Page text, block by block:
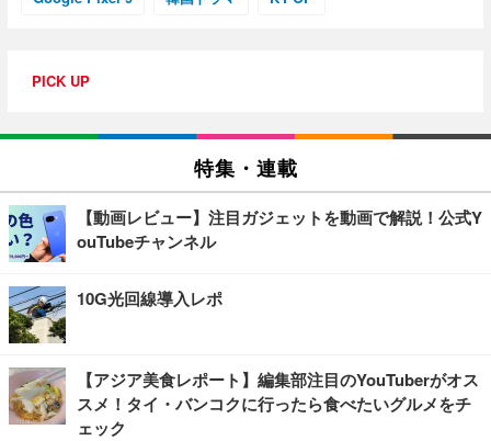
PICK UP
特集・連載
【動画レビュー】注目ガジェットを動画で解説！公式Y
ouTubeチャンネル
10G光回線導入レポ
【アジア美食レポート】編集部注目のYouTuberがオス
スメ！タイ・バンコクに行ったら食べたいグルメをチ
ェック